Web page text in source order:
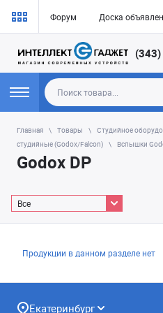
Форум Доска
Главная Товары Студийное
студийные (Godox/Falcon)
Вспышки
Godox DP
Все
Продукции в данном разделе нет
Екатеринбург